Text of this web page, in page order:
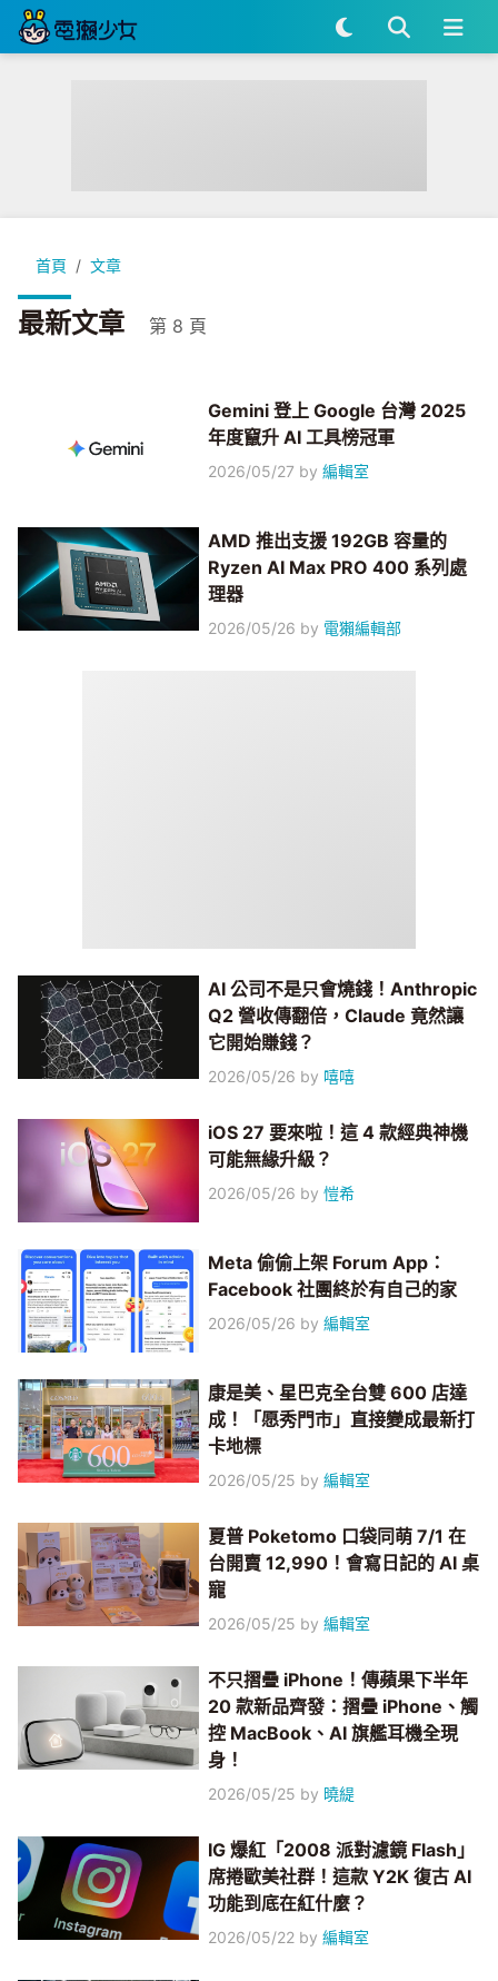
首頁 文章
最新文章 第 8 頁
Gemini 登上 Google 台灣 2025
年度竄升 AI 工具榜冠軍
2026/05/27 by編輯室
AMD 推出支援 192GB 容量的
Ryzen AI Max PRO 400 系列處
理器
2026/05/26 by 電獺編輯部
AI 公司不是只會燒錢！Anthropic
Q2 營收傳翻倍，Claude 竟然讓
它開始賺錢？
2026/05/26 by 嘻嘻
iOS 27 要來啦！這 4 款經典神機
可能無緣升級？
2026/05/26 by愷希
Meta 偷偷上架 Forum App：
Facebook 社團終於有自己的家
2026/05/26 by編輯室
康是美、星巴克全台雙 600 店達
成！「愿秀門市」直接變成最新打
卡地標
2026/05/25 by編輯室
夏普 Poketomo 口袋同萌 7/1 在
台開賣 12,990！會寫日記的 AI 桌
寵
2026/05/25 by編輯室
不只摺疊 iPhone！傳蘋果下半年
20 款新品齊發：摺疊 iPhone、觸
控 MacBook、AI 旗艦耳機全現
身！
2026/05/25 by 曉緹
IG 爆紅「2008 派對濾鏡 Flash」
席捲歐美社群！這款 Y2K 復古 AI
功能到底在紅什麼？
2026/05/22 by編輯室